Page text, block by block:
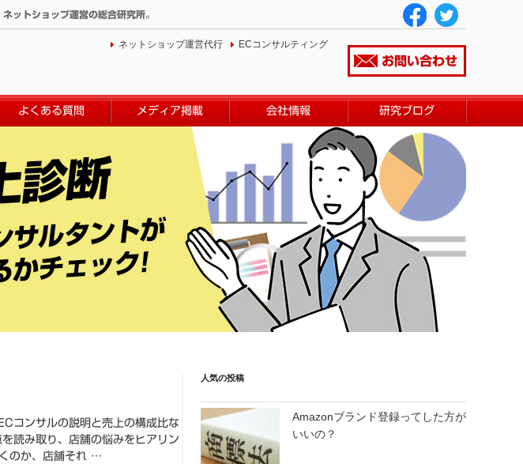
ットショップ運営の総合研究所。
ネットショップ運営代行 ECコンサルティング
お問い合わせ
よくある質問 メディア掲載 会社情報 研究ブログ
コンサルの説明と売上の構成比な
読み取り、店舗の悩みをヒアリン
のか、店舗それ …
人気の投稿
Amazonブランド登録ってした方が
いいの？